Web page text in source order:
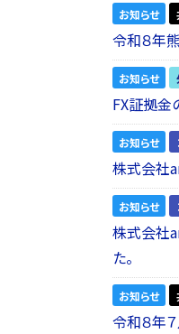
お知らせ
令和８年
お知らせ
FX証拠金
お知らせ
株式会社
お知らせ
株式会社
た。
お知らせ
令和８年